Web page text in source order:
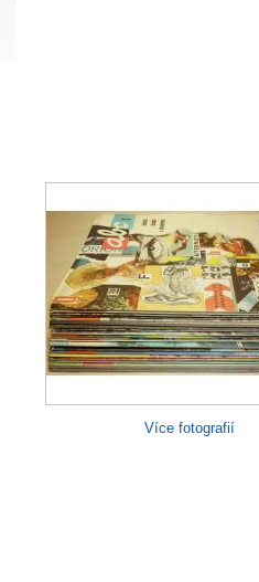
Více fotografií